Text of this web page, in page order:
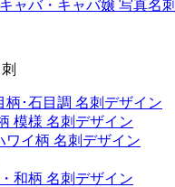
ャバ・キャバ嬢 写真名刺
柄･石目調 名刺デザイン
模様 名刺デザイン
ワイ柄 名刺デザイン
和柄 名刺デザイン